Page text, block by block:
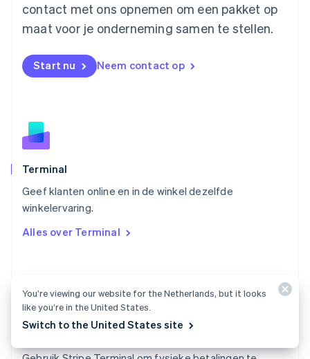
contact met ons opnemen om een pakket op
maat voor je onderneming samen te stellen.
Start nu Neem contact op
Terminal
Geef klanten online en in de winkel dezelfde
winkelervaring.
Alles over Terminal
Nederland
NederlandsEnglish
English
Noorwegen
Polen
English
Portugal
Português
English
Singapore
Slovenië
Spanje
Español English
Thailand
Tsjechië
You’re viewing our website for the Netherlands, but it looks
like you’re in the United States.
Switch to the United States site